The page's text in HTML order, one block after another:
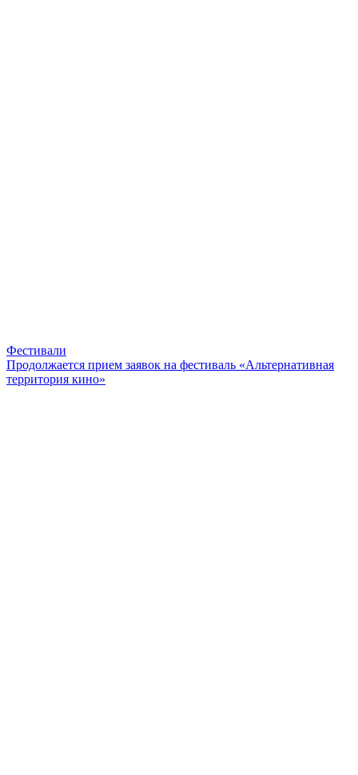
Фестивали
Продолжается прием заявок на фестиваль «Альтернативная
территория кино»